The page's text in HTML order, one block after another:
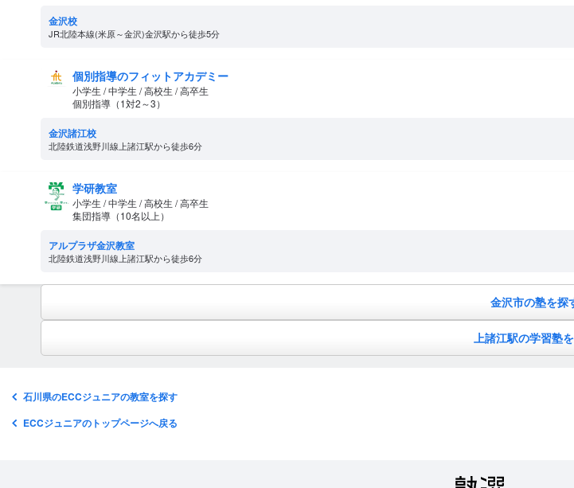
金沢校
JR北陸本線(米原～金沢)金沢駅から徒歩5分
個別指導のフィットアカデミー
小学生 / 中学生 / 高校生 / 高卒生
個別指導（1対2～3）
金沢諸江校
北陸鉄道浅野川線上諸江駅から徒歩6分
学研教室
小学生 / 中学生 / 高校生 / 高卒生
集団指導（10名以上）
アルプラザ金沢教室
北陸鉄道浅野川線上諸江駅から徒歩6分
金沢市の塾を探
上諸江駅の学習塾
石川県のECCジュニアの教室を探す
ECCジュニアのトップページへ戻る